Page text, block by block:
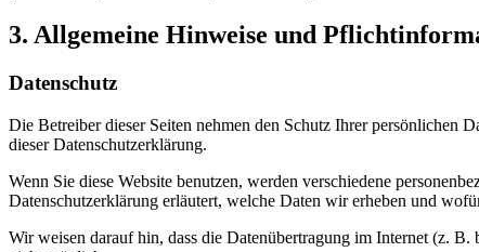
3. Allgemeine Hinweise und
Datenschutz
Die Betreiber dieser Seiten nehmen den Schutz Ihrer persönlichen
dieser Datenschutzerklärung.
Wenn Sie diese Website benutzen, werden verschiedene
Datenschutzerklärung erläutert, welche Daten wir erheben und
Wir weisen darauf hin, dass die Datenübertragung im Internet (z.